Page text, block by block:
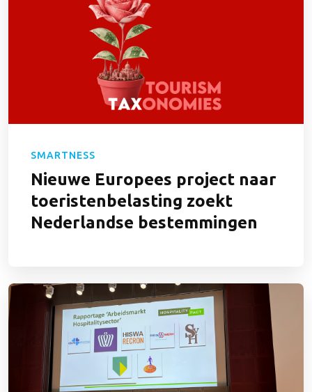
SMARTNESS
Nieuwe Europees project naar
toeristenbelasting zoekt
Nederlandse bestemmingen